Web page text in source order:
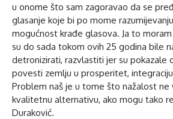
u onome što sam zagoravao da se
glasanje koje bi po mome
mogućnost krađe glasova. Ja to
su do sada tokom ovih 25 godina bile
detronizirati, razvlastiti jer su pokazale
povesti zemlju u prosperitet,
Problem naš je u tome što nažalost ne
kvalitetnu alternativu, ako mogu tako
Duraković.